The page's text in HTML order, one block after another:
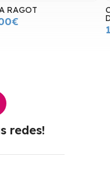
RAGOT
redes!